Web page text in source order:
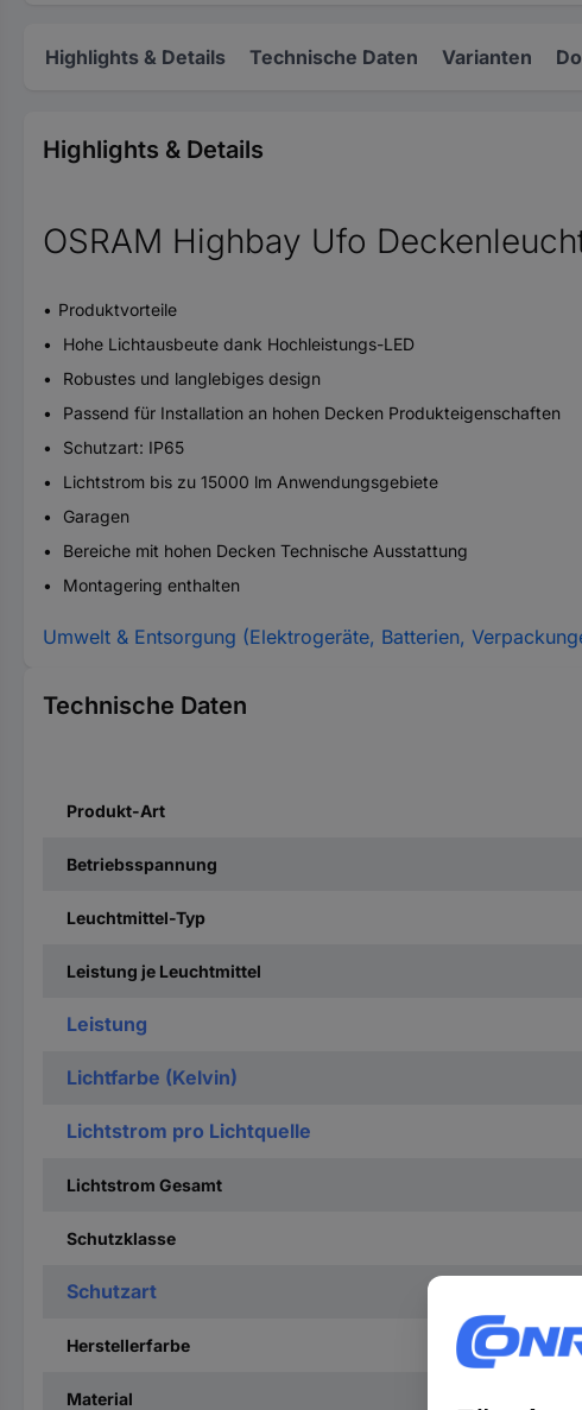
Highlights & Details Technische Daten Varianten
Highlights & Details
OSRAM Highbay Ufo
Produktvorteile
Hohe Lichtausbeute dank Hochleistungs-LED
Robustes und langlebiges design
Passend für Installation an hohen Decken Produkteigenschaften
Schutzart: IP65
Lichtstrom bis zu 15000 lm Anwendungsgebiete
Garagen
Bereiche mit hohen Decken Technische Ausstattung
Montagering enthalten
Umwelt & Entsorgung (Elektrogeräte, Batterien,
Technische Daten
Produkt-Art
Betriebsspannung
Leuchtmittel-Typ
Leistung je Leuchtmittel
Leistung
Lichtfarbe (Kelvin)
Lichtstrom pro Lichtquelle
Lichtstrom Gesamt
Schutzklasse
Schutzart
Herstellerfarbe
Material